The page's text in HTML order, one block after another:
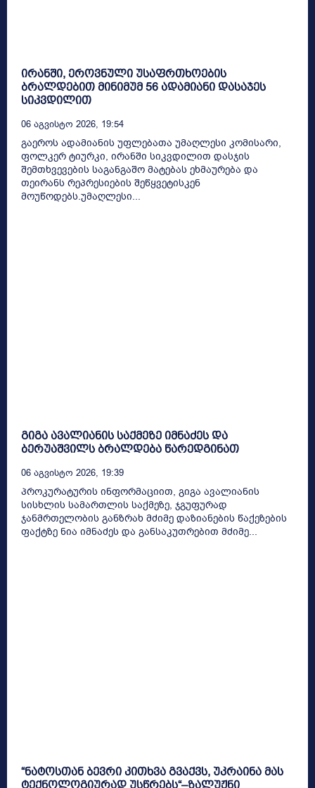
ირანში, ეროვნული უსაფრთხოების
ბრალდებით მინიმუმ 56 ადამიანი დასაჯეს
სიკვდილით
06 Აგვისტო 2026, 19:54
გაეროს ადამიანის უფლებათა უმაღლესი კომისარი,
ფოლკერ ტიურკი, ირანში სიკვდილით დასჯის
შემთხვევების საგანგაშო მატებას ეხმაურება და
თეირანს რეპრესიების შეწყვეტისკენ
მოუწოდებს.უმაღლესი...
გიგა ავალიანის საქმეზე იმნაძეს და
ბერუაშვილს ბრალდება წარედგინათ
06 Აგვისტო 2026, 19:39
პროკურატურის ინფორმაციით, გიგა ავალიანის
სისხლის სამართლის საქმეზე, ჯგუფურად
ჯანმრთელობის განზრახ მძიმე დაზიანების წაქეზების
ფაქტზე ნია იმნაძეს და განსაკუთრებით მძიმე...
“ნატოსთან ბევრი კითხვა გვაქვს, უკრაინა მას
ტექნოლოგიურად უსწრებს“–ზალუჟნი